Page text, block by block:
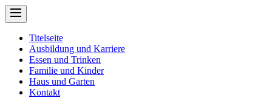
Skip
to
Titelseite
Ausbildung und Karriere
Essen und Trinken
Familie und Kinder
Haus und Garten
Kontakt